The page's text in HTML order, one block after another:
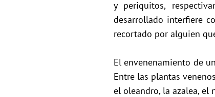
y periquitos,
desarrollado interfiere
recortado por alguien
El envenenamiento de
Entre las plantas
el oleandro, la azalea, el